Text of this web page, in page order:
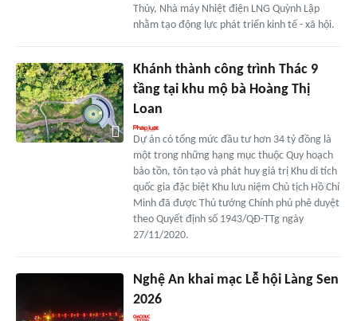
Thủy, Nhà máy Nhiệt điện LNG Quỳnh Lập
nhằm tạo động lực phát triển kinh tế - xã hội.
Khánh thành công trình Thác 9
tầng tại khu mộ bà Hoàng Thị
Loan
Dự án có tổng mức đầu tư hơn 34 tỷ đồng là
một trong những hạng mục thuộc Quy hoạch
bảo tồn, tôn tạo và phát huy giá trị Khu di tích
quốc gia đặc biệt Khu lưu niệm Chủ tịch Hồ Chí
Minh đã được Thủ tướng Chính phủ phê duyệt
theo Quyết định số 1943/QĐ-TTg ngày
27/11/2020.
Nghệ An khai mạc Lễ hội Làng Sen
2026